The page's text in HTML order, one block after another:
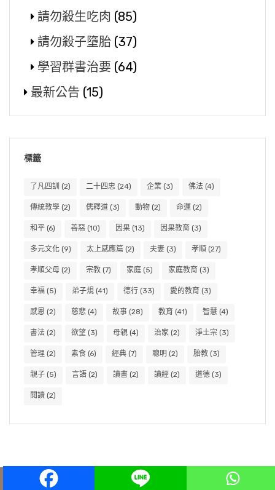
請勿殺生吃肉 (85)
請勿殺子墮胎 (37)
學習群書治要 (64)
最新公告 (15)
標籤
了凡四訓 (2) 二十四忠 (24) 企業 (3) 佛法 (4)
傳統教學 (2) 儒釋道 (3) 動物 (2) 命運 (2)
和平 (6) 善惡 (10) 因果 (13) 因果教育 (3)
多元文化 (9) 太上感應篇 (2) 夫妻 (3) 孝順 (27)
孝順父母 (2) 宗教 (7) 家庭 (5) 家庭教育 (3)
幸福 (5) 弟子規 (41) 德行 (33) 愛的教育 (3)
感恩 (2) 慈悲 (4) 故事 (28) 教育 (41) 智慧 (4)
書法 (2) 欲望 (3) 母親 (4) 治家 (2) 淨土宗 (3)
管理 (2) 素食 (6) 經典 (7) 聰明 (2) 胎教 (3)
親子 (5) 言語 (2) 讀書 (2) 讀經 (2) 道德 (3)
閱讀 (2)